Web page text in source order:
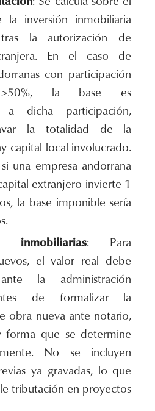
: Se calcula sobre el
la inversión inmobiliaria
tras la autorización de
En el caso de
con participación
≥50%, la base es
a dicha participación,
la totalidad de la
capital local involucrado.
una empresa andorrana
extranjero invierte 1
la base imponible sería
inmobiliarias: Para
el valor real debe
la administración
de formalizar la
obra nueva ante notario,
forma que se determine
No se incluyen
ya gravadas, lo que
tributación en proyectos